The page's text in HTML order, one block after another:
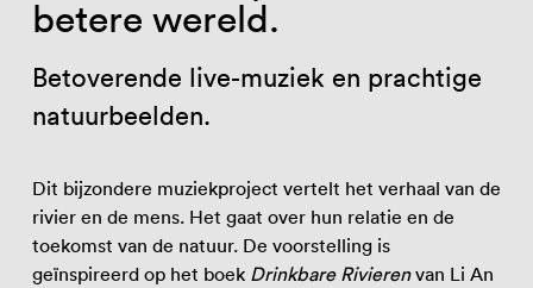
betere wereld.
Betoverende live-muziek en prachtige
natuurbeelden.
Dit bijzondere muziekproject vertelt het verhaal van de
rivier en de mens. Het gaat over hun relatie en de
toekomst van de natuur. De voorstelling is
geïnspireerd op het boek Drinkbare Rivierenvan Li An